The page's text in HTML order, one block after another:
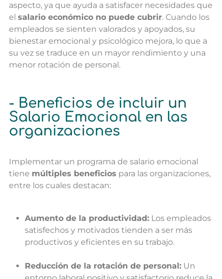
aspecto, ya que ayuda a satisfacer necesidades que
el salario económico no puede cubrir. Cuando los
empleados se sienten valorados y apoyados, su
bienestar emocional y psicológico mejora, lo que a
su vez se traduce en un mayor rendimiento y una
menor rotación de personal.
- Beneficios de incluir un
Salario Emocional en las
organizaciones
Implementar un programa de salario emocional
tiene múltiples beneficios para las organizaciones,
entre los cuales destacan:
Aumento de la productividad: Los empleados
satisfechos y motivados tienden a ser más
productivos y eficientes en su trabajo.
Reducción de la rotación de personal: Un